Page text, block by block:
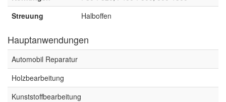
(1)
ZVG
Streuung
Halboffen
Hauptanwendungen
Automobil Reparatur
Holzbearbeitung
Kunststoffbearbeitung